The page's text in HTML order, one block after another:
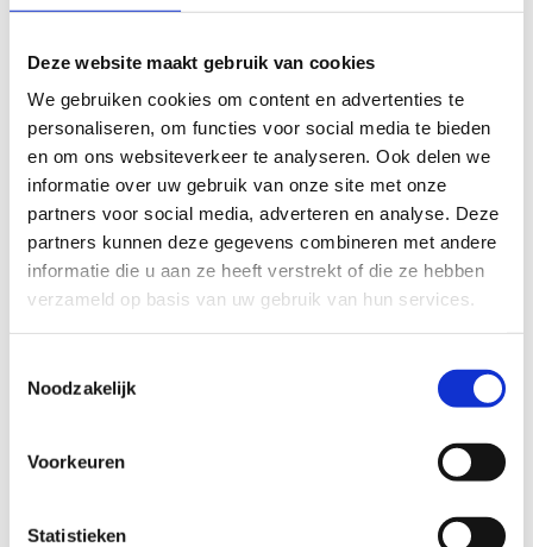
Deze website maakt gebruik van cookies
We gebruiken cookies om content en advertenties te
personaliseren, om functies voor social media te bieden
en om ons websiteverkeer te analyseren. Ook delen we
informatie over uw gebruik van onze site met onze
partners voor social media, adverteren en analyse. Deze
partners kunnen deze gegevens combineren met andere
informatie die u aan ze heeft verstrekt of die ze hebben
verzameld op basis van uw gebruik van hun services.
Noodzakelijk
Voorkeuren
Statistieken
route loopt overwegend over onverharde paden in deze
Vanuit de startplaats kan je kiezen uit onderstaande 3
lussen/afstanden:
Groene lus: 3 km
Blauwe lus: 5,2 km
Rode lus: 7 km
Kenmerken:
Beloopbaarheid tijdens nattere perioden : redelijk goed
Mate van aanwezigheid verlichting: gedeeltelijk
Moeilijkheidsgraad: makkelijk
Startplaatsen